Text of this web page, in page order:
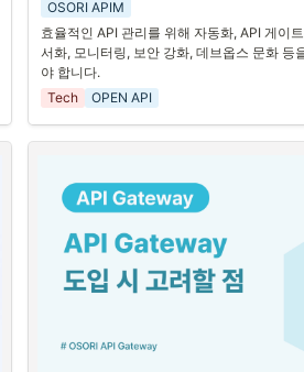
1. 자동화 도구 활용 하기
API 관리를 자동화하면 반복적인 작업을 줄이
수 있습니다. Jenkins와 같은 CI/CD 도구를
를 배포할 수 있습니다. 이를 통해 개발 속도와
수 있습니다.
API 게이트웨이는 클라이언트와 서버 간의 모
관리합니다. 이를 통해 보안을 강화하고,
로깅 및 모니터링 등 다양한 기능을 효율적으
3. 버전 관리 하기
API의 변경 사항을 효율적으로 관리하기 위해
해야 합니다. 이를 통해 새
로운 기능을 추가
OSORI APIM
효율적인 API 관리를 위해 자동화, API 게이
서화, 모니터링, 보안 강화, 데브옵스 문화 등
야 합니다.
Tech
OPEN API